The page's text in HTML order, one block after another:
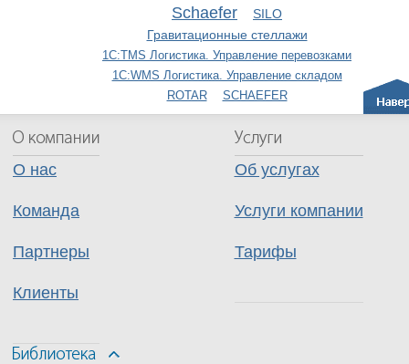
Schaefer
SILO
Гравитационные стеллажи
1С:TMS Логистика. Управление перевозками
1С:WMS Логистика. Управление складом
ROTAR
SCHAEFER
О нас
Команда
Партнеры
Клиенты
Об услугах
Услуги компании
Тарифы